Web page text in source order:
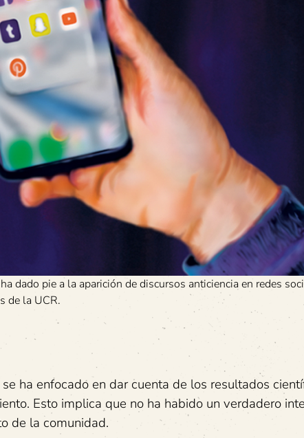
dado pie a la aparición de discursos anticiencia en redes
de la UCR.
ha enfocado en dar cuenta de los resultados
Esto implica que no ha habido un verdadero
de la comunidad.